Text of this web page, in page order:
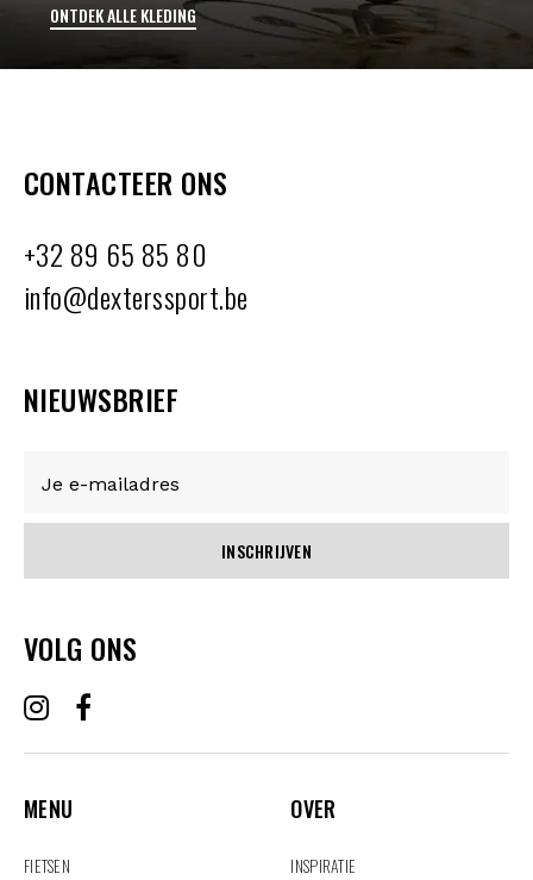
ONTDEK ALLE KLEDING
CONTACTEER ONS
+32 89 65 85 80
info@dexterssport.be
NIEUWSBRIEF
INSCHRIJVEN
VOLG ONS
MENU
FIETSEN
OVER
INSPIRATIE